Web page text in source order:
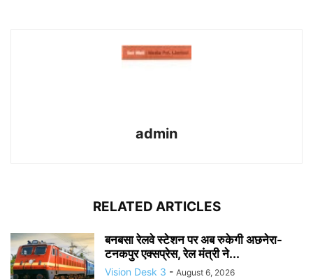
admin
RELATED ARTICLES
बनबसा रेलवे स्टेशन पर अब रुकेगी अछनेरा-
टनकपुर एक्सप्रेस, रेल मंत्री ने...
Vision Desk 3 - August 6, 2026